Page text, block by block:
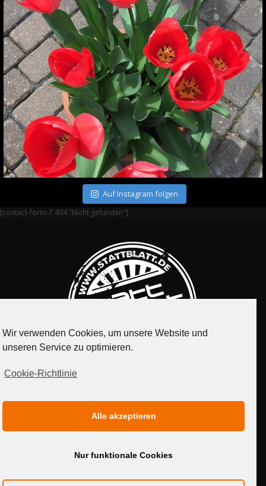
Auf Instagram folgen
[contact-form-7 404 "Nicht gefunden"]
MEDIADATEN
Wir verwenden Cookies, um unsere Website und
unseren Service zu optimieren.
Cookie-Richtlinie
Alle akzeptieren
Nur funktionale Cookies